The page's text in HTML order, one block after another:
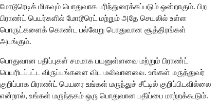
மோடூரெடிக் மிகவும் பொதுவாக பரிந்துரைக்கப்படும் ஒன்றாகும். பிற
பிராண்ட் பெயர்களில் மோடூரெட் மற்றும் அதே செயலில் உள்ள
பொருட்களைக் கொண்ட பல்வேறு பொதுவான சூத்திரங்கள்
அடங்கும்.
பொதுவான பதிப்புகள் சமமாக பயனுள்ளவை மற்றும் பிராண்ட்
பெயரிடப்பட்ட விருப்பங்களை விட மலிவானவை. உங்கள் மருத்துவர்
குறிப்பாக பிராண்ட் பெயரை உங்கள் மருந்துச் சீட்டில் குறிப்பிடவில்லை
என்றால், உங்கள் மருந்தகம் ஒரு பொதுவான பதிப்பை மாற்றக்கூடும்.